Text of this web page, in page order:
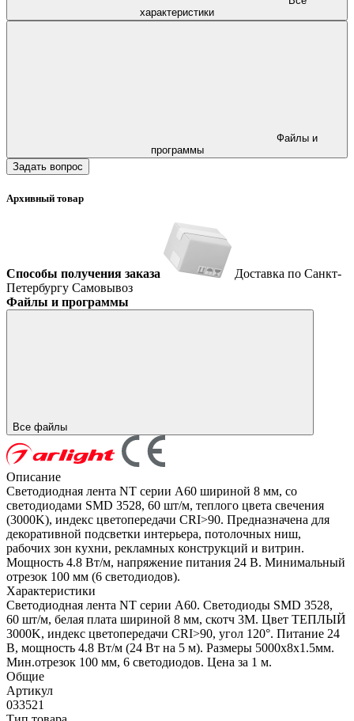
характеристики
программы
Задать вопрос
Архивный товар
Способы получения заказа
Доставка по Санкт-
Петербургу Самовывоз
Файлы и программы
Все файлы
Описание
Светодиодная лента NT серии A60 шириной 8 мм, со
светодиодами SMD 3528, 60 шт/м, теплого цвета свечения
(3000K), индекс цветопередачи CRI>90. Предназначена для
декоративной подсветки интерьера, потолочных ниш,
рабочих зон кухни, рекламных конструкций и витрин.
Мощность 4.8 Вт/м, напряжение питания 24 В. Минимальный
отрезок 100 мм (6 светодиодов).
Характеристики
Светодиодная лента NT серии A60. Светодиоды SMD 3528,
60 шт/м, белая плата шириной 8 мм, скотч 3M. Цвет ТЕПЛЫЙ
3000K, индекс цветопередачи CRI>90, угол 120°. Питание 24
В, мощность 4.8 Вт/м (24 Вт на 5 м). Размеры 5000х8x1.5мм.
Мин.отрезок 100 мм, 6 светодиодов. Цена за 1 м.
Общие
Артикул
033521